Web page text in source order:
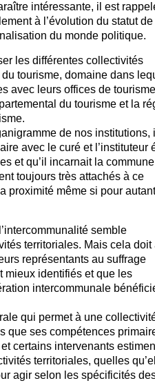
intéressante, il est
à l’évolution du statut de
du monde politique.
les différentes collectivités
tourisme, domaine dans
avec leurs offices de
du tourisme et la
de nos institutions,
avec le curé et l’instituteur
et qu’il incarnait la
toujours très attachés à ce
proximité même si pour
semble
territoriales. Mais cela doit
représentants au suffrage
mieux identifiés et que les
intercommunale
qui permet à une
que ses compétences
certains intervenants
territoriales, quelles
agir selon les spécificités